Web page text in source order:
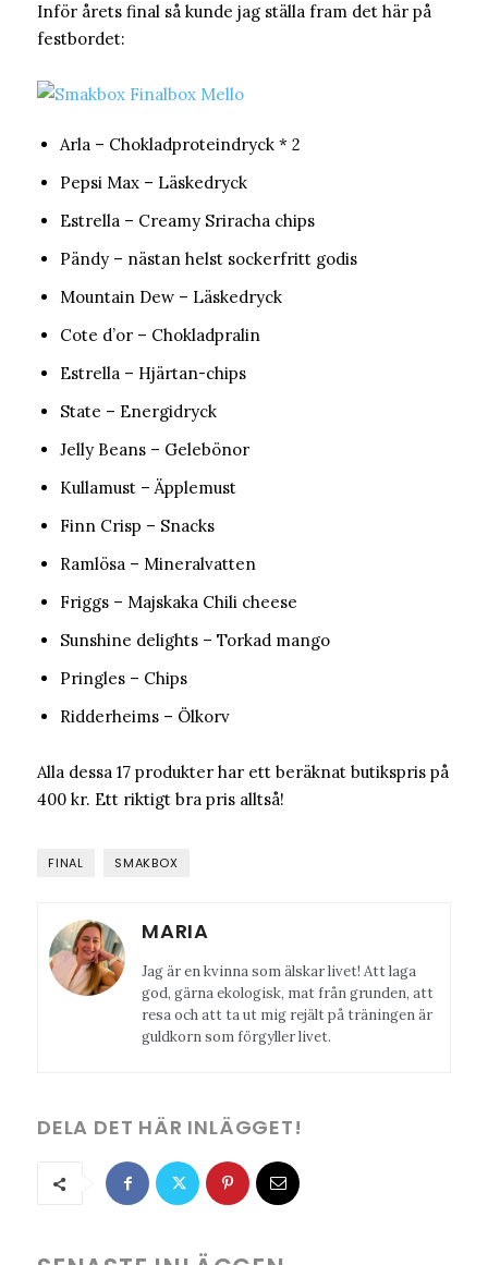
Inför årets final så kunde jag ställa fram det här på
festbordet:
Arla – Chokladproteindryck * 2
Pepsi Max – Läskedryck
Estrella – Creamy Sriracha chips
Pändy – nästan helst sockerfritt godis
Mountain Dew – Läskedryck
Cote d’or – Chokladpralin
Estrella – Hjärtan-chips
State – Energidryck
Jelly Beans – Gelebönor
Kullamust – Äpplemust
Finn Crisp – Snacks
Ramlösa – Mineralvatten
Friggs – Majskaka Chili cheese
Sunshine delights – Torkad mango
Pringles – Chips
Ridderheims – Ölkorv
Alla dessa 17 produkter har ett beräknat butikspris på
400 kr. Ett riktigt bra pris alltså!
FINAL SMAKBOX
MARIA
Jag är en kvinna som älskar livet! Att laga
god, gärna ekologisk, mat från grunden, att
resa och att ta ut mig rejält på träningen är
guldkorn som förgyller livet.
DELA DET HÄR INLÄGGET!